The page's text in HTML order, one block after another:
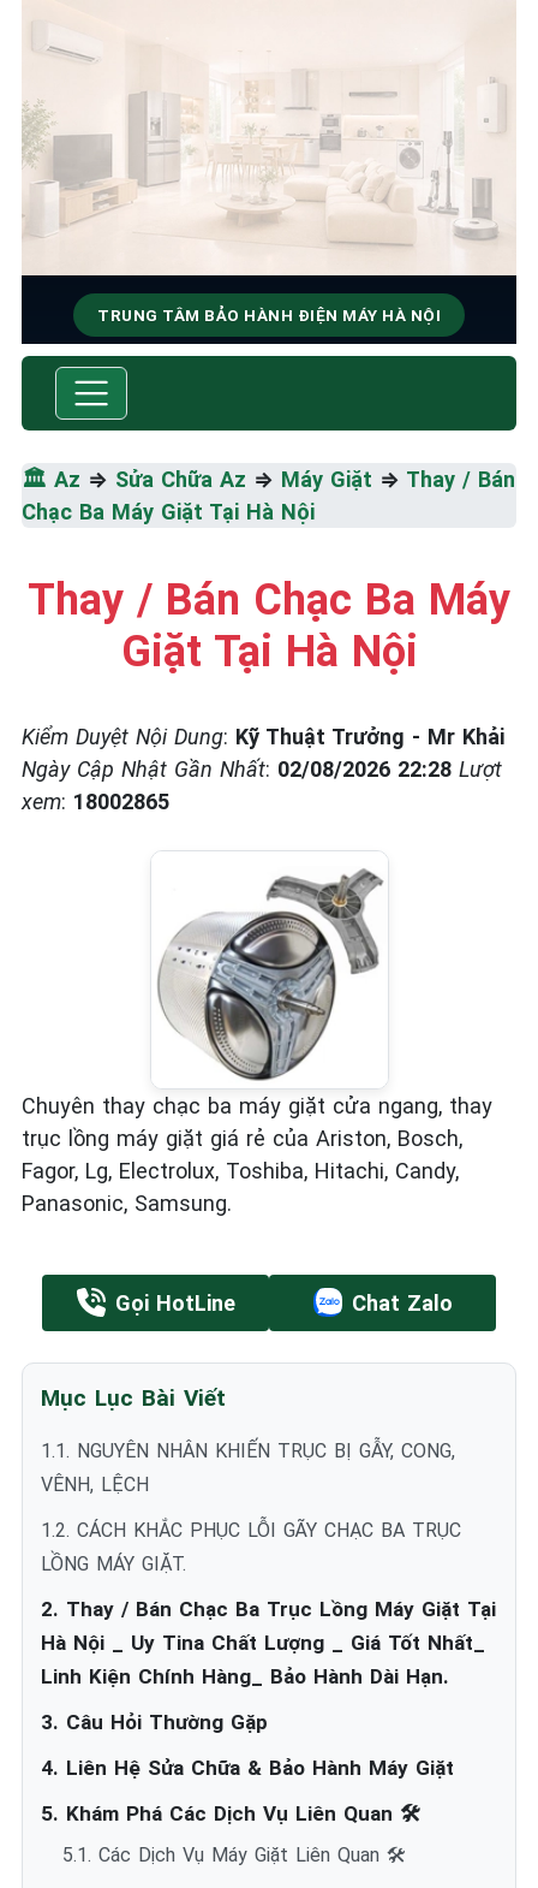
TRUNG TÂM BẢO HÀNH ĐIỆN MÁY HÀ NỘI
SỬA CHỮA & BẢO HÀNH MÁY
Thiểu
🏛️ Az ⇒ Sửa Chữa Az ⇒ Máy Giặt ⇒ Thay / Bán
Chạc Ba Máy Giặt Tại Hà Nội
Thay / Bán Chạc Ba Máy
Giặt Tại Hà Nội
Kiểm Duyệt Nội Dung: Kỹ Thuật Trưởng - Mr Khải
Ngày Cập Nhật Gần Nhất: 02/08/2026 22:28 Lượt
xem: 18002865
Chuyên thay chạc ba máy giặt cửa ngang, thay
trục lồng máy giặt giá rẻ của Ariston, Bosch,
Fagor, Lg, Electrolux, Toshiba, Hitachi, Candy,
Panasonic, Samsung.
Gọi HotLine Chat Zalo
Mục Lục Bài Viết
1.1. NGUYÊN NHÂN KHIẾN TRỤC BỊ GẪY, CONG,
VÊNH, LỆCH
1.2. CÁCH KHẮC PHỤC LỖI GÃY CHẠC BA TRỤC
LỒNG MÁY GIẶT.
2. Thay / Bán Chạc Ba Trục Lồng Máy Giặt Tại
Hà Nội _ Uy Tina Chất Lượng _ Giá Tốt Nhất_
Linh Kiện Chính Hàng_ Bảo Hành Dài Hạn.
3. Câu Hỏi Thường Gặp
4. Liên Hệ Sửa Chữa & Bảo Hành Máy Giặt
5. Khám Phá Các Dịch Vụ Liên Quan 🛠️
5.1. Các Dịch Vụ Máy Giặt Liên Quan 🛠️